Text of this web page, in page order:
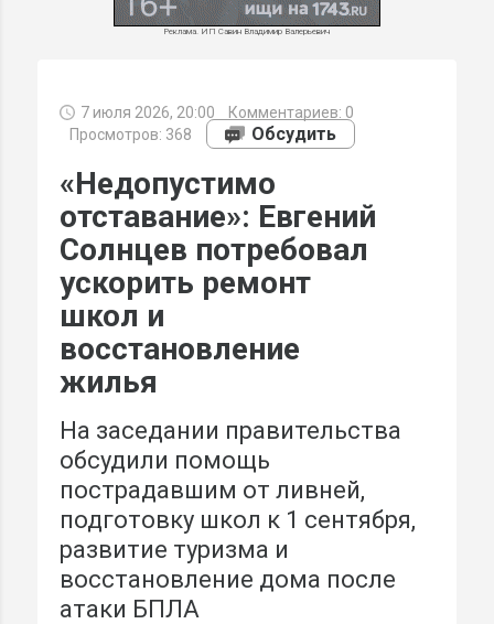
Реклама. ИП Савин Владимир Валерьевич
7 июля 2026, 20:00 Комментариев: 0
Просмотров: 368
Обсудить
«Недопустимо
отставание»: Евгений
Солнцев потребовал
ускорить ремонт
школ и
восстановление
жилья
На заседании правительства
обсудили помощь
пострадавшим от ливней,
подготовку школ к 1 сентября,
развитие туризма и
восстановление дома после
атаки БПЛА